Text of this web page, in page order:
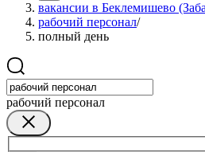
вакансии в Беклемишево
рабочий персонал/
полный день
рабочий персонал